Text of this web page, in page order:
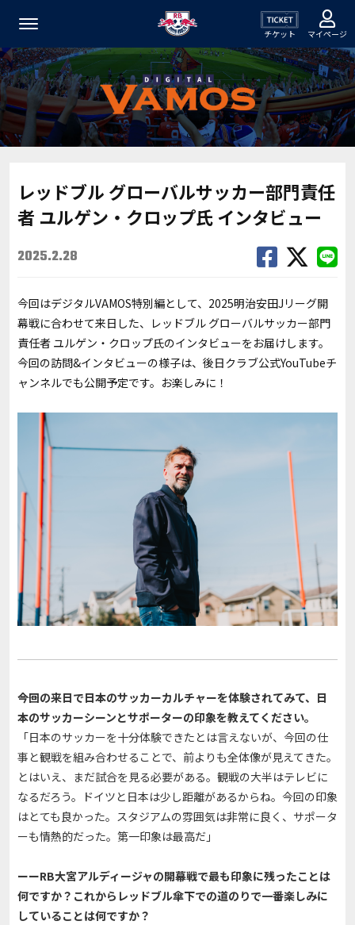
チケット マイページ
レッドブル グローバルサッカー部門責任
者 ユルゲン・クロップ氏 インタビュー
2025.2.28
今回はデジタルVAMOS特別編として、2025明治安田Jリーグ開
幕戦に合わせて来日した、レッドブル グローバルサッカー部門
責任者 ユルゲン・クロップ氏のインタビューをお届けします。
今回の訪問&インタビューの様子は、後日クラブ公式YouTubeチ
ャンネルでも公開予定です。お楽しみに！
――今回の来日で日本のサッカーカルチャーを体験されてみて、日
本のサッカーシーンとサポーターの印象を教えてください。
「日本のサッカーを十分体験できたとは言えないが、今回の仕
事と観戦を組み合わせることで、前よりも全体像が見えてきた。
とはいえ、まだ試合を見る必要がある。観戦の大半はテレビに
なるだろう。ドイツと日本は少し距離があるからね。今回の印象
はとても良かった。スタジアムの雰囲気は非常に良く、サポータ
ーも情熱的だった。第一印象は最高だ」
ーーRB大宮アルディージャの開幕戦で最も印象に残ったことは
何ですか？これからレッドブル傘下での道のりで一番楽しみに
していることは何ですか？